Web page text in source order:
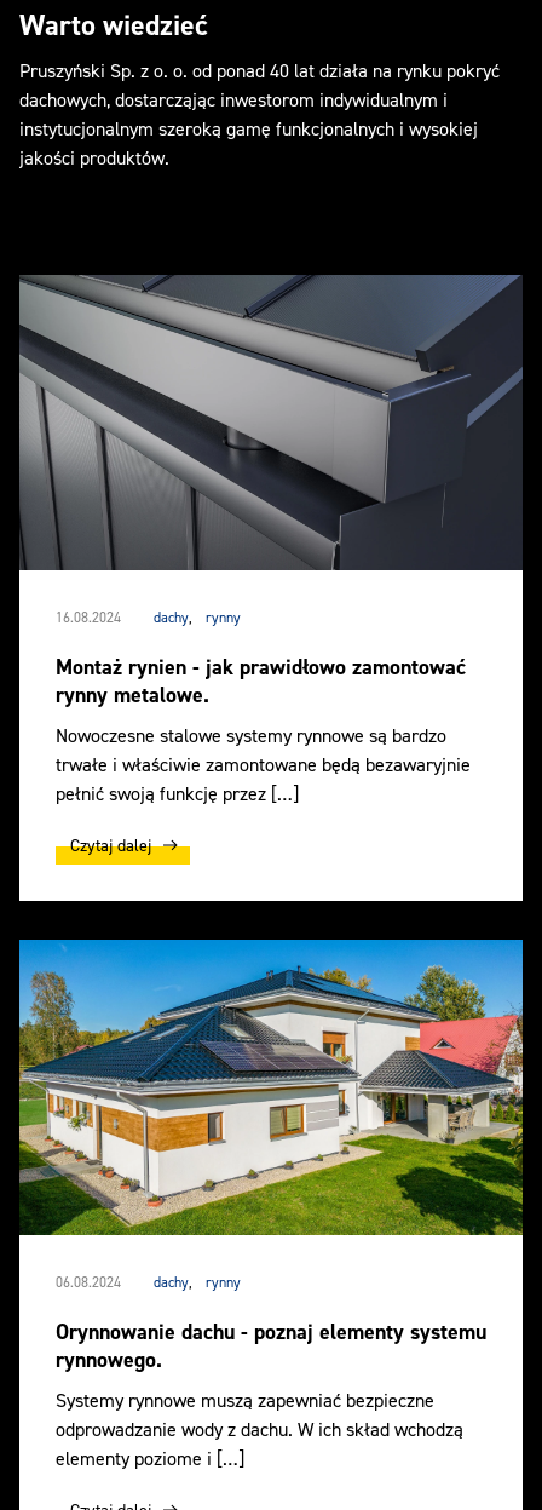
Warto wiedzieć
Pruszyński Sp. z o. o. od ponad 40 lat działa na rynku pokryć
dachowych, dostarcząjąc inwestorom indywidualnym i
instytucjonalnym szeroką gamę funkcjonalnych i wysokiej
jakości produktów.
16.08.2024 dachy, rynny
Montaż rynien - jak prawidłowo zamontować
rynny metalowe.
Nowoczesne stalowe systemy rynnowe są bardzo
trwałe i właściwie zamontowane będą bezawaryjnie
pełnić swoją funkcję przez […]
Czytaj dalej
06.08.2024 dachy, rynny
Orynnowanie dachu - poznaj elementy systemu
rynnowego.
Systemy rynnowe muszą zapewniać bezpieczne
odprowadzanie wody z dachu. W ich skład wchodzą
elementy poziome i […]